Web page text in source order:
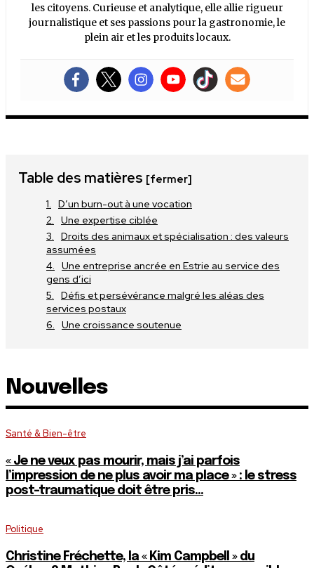
les citoyens. Curieuse et analytique, elle allie rigueur
journalistique et ses passions pour la gastronomie, le
plein air et les produits locaux.
Table des matières [fermer]
D’un burn-out à une vocation
Une expertise ciblée
Droits des animaux et spécialisation : des valeurs
assumées
Une entreprise ancrée en Estrie au service des
gens d’ici
Défis et persévérance malgré les aléas des
services postaux
Une croissance soutenue
Nouvelles
Santé & Bien-être
« Je ne veux pas mourir, mais j’ai parfois
l’impression de ne plus avoir ma place » : le stress
post-traumatique doit être pris...
Politique
Christine Fréchette, la « Kim Campbell » du